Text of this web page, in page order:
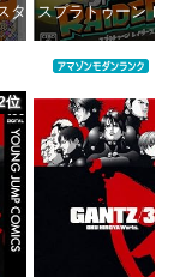
ード版
ターズ -Switch
スプラトゥーン レ
位